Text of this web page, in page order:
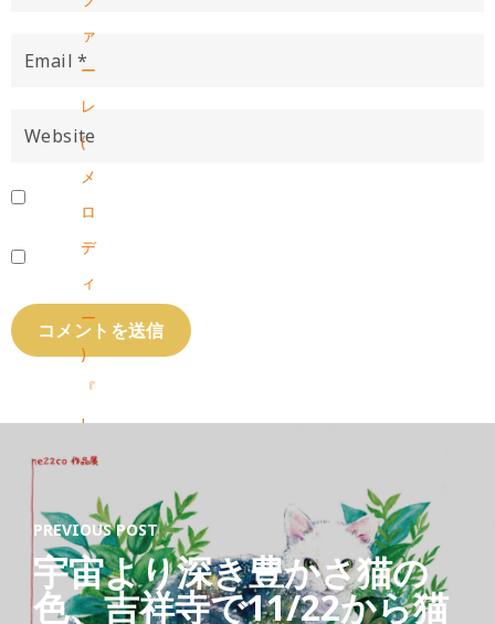
ァ
ー
レ
(
メ
ロ
デ
ィ
ー
)
『
J
R
・
中
央
PREVIOUS POST
宇宙より深き豊かさ猫の
色、吉祥寺で11/22から猫